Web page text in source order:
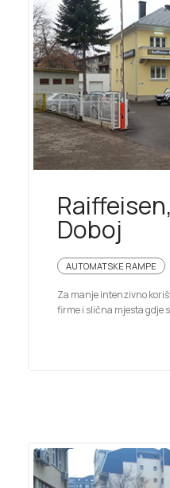
Raiffeisen,
Doboj
AUTOMATSKE RAMPE
Za manje intenzivno
firme i slična mjesta gdje